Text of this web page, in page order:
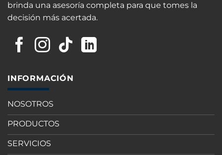
brinda una asesoría completa para que tomes la
decisión más acertada.
INFORMACIÓN
NOSOTROS
PRODUCTOS
SERVICIOS